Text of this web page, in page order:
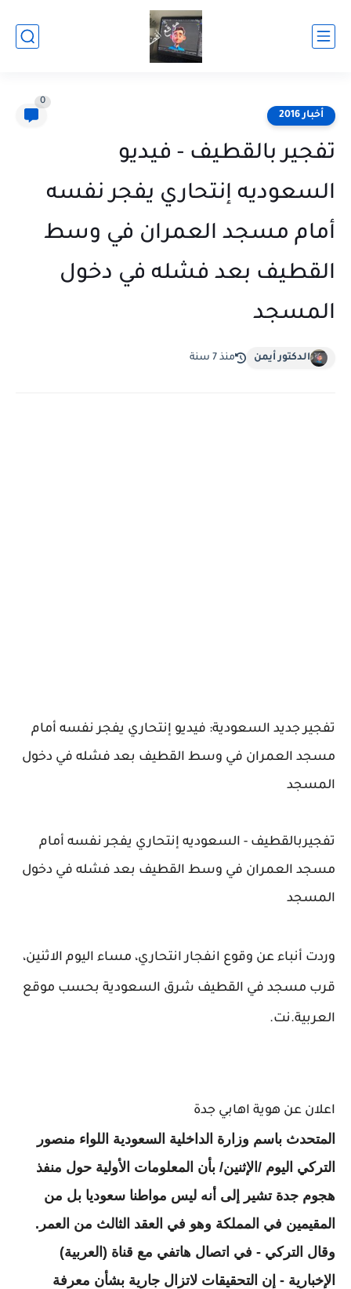
أخبار 2016
0
تفجير بالقطيف - فيديو
السعوديه إنتحاري يفجر نفسه
أمام مسجد العمران في وسط
القطيف بعد فشله في دخول
المسجد
الدكتور أيمن منذ 7 سنة
تفجير جديد السعودية: فيديو إنتحاري يفجر نفسه أمام
مسجد العمران في وسط القطيف بعد فشله في دخول
المسجد
تفجيربالقطيف - السعوديه إنتحاري يفجر نفسه أمام
مسجد العمران في وسط القطيف بعد فشله في دخول
المسجد
وردت أنباء عن وقوع انفجار انتحاري، مساء اليوم الاثنين،
قرب مسجد في القطيف شرق السعودية بحسب موقع
العربية.نت.
اعلان عن هوية اهابي جدة
المتحدث باسم وزارة الداخلية السعودية اللواء منصور
التركي اليوم /الإثنين/ بأن المعلومات الأولية حول منفذ
هجوم جدة تشير إلى أنه ليس مواطنا سعوديا بل من
المقيمين في المملكة وهو في العقد الثالث من العمر.
وقال التركي - في اتصال هاتفي مع قناة (العربية)
الإخبارية - إن التحقيقات لاتزال جارية بشأن معرفة